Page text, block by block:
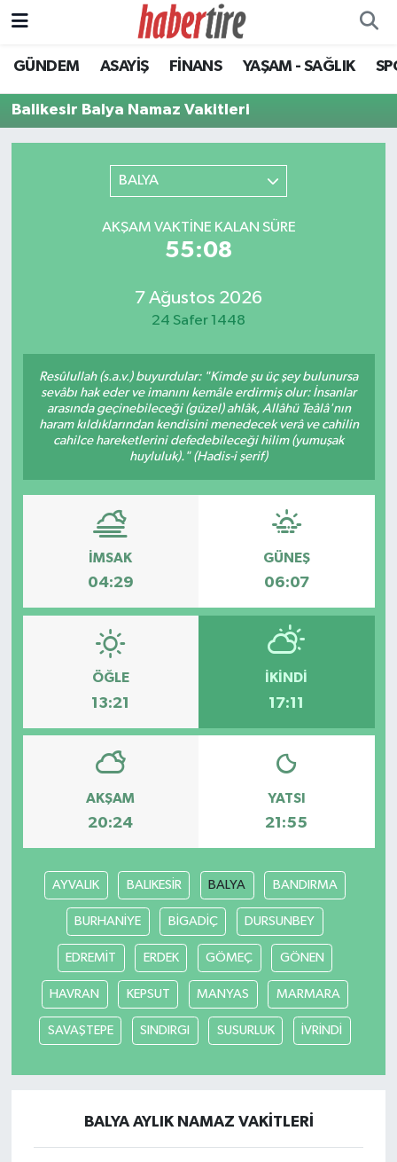
GÜNDEM ASAYİŞ FİNANS YAŞAM - SAĞLIK
Balikesir Balya Namaz Vakitleri
BALYA
AKŞAM VAKTINE KALAN SÜRE
55:08
7 Ağustos 2026
24 Safer 1448
Resûlullah (s.a.v.) buyurdular: "Kimde şu üç şey bulunursa
sevâbı hak eder ve imanını kemâle erdirmiş olur: İnsanlar
arasında geçinebileceği (güzel) ahlâk, Allâhü Teâlâ'nın
haram kıldıklarından kendisini menedecek verâ ve cahilin
cahilce hareketlerini defedebileceği hilim (yumuşak
huyluluk)." (Hadis-i şerif)
İMSAK
04:29
GÜNEŞ
06:07
ÖĞLE
13:21
İKINDI
17:11
AKŞAM
20:24
YATSI
21:55
AYVALIK BALIKESİR BALYA BANDIRMA
BURHANİYE BİGADİÇ DURSUNBEY
EDREMİT ERDEK GÖMEÇ GÖNEN
HAVRAN KEPSUT MANYAS MARMARA
SAVAŞTEPE SINDIRGI SUSURLUK İVRİNDİ
BALYA AYLIK NAMAZ VAKITLERI
Tire Nöbetçi Eczaneler
Tire Hava Durumu
Son Dakika Haberleri